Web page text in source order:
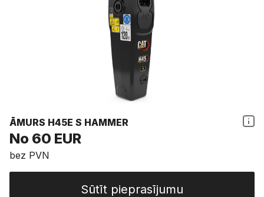
ĀMURS H45E S HAMMER
No 60 EUR
bez PVN
Sūtīt pieprasījumu